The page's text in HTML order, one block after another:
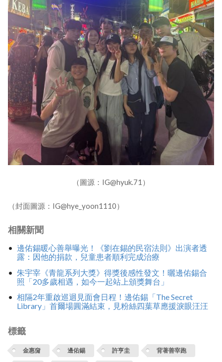
（圖源：IG@hyuk.71）
（封面圖源：IG@hye_yoon1110）
相關新聞
邊佑錫暖心善舉曝光！《劉在錫的民宿法則》出演者透
露：因他的捐款，兒童患者順利完成治療
朱宇宰《青龍系列大獎》得獎後感性發文！曬邊佑錫合
照「20多歲相遇，如今一起站上頒獎舞台」
相隔2年重啟巡迴見面會日程！邊佑錫「The Secret
Library」首爾場圓滿結束，見粉絲四葉草應援淚眼汪汪
標籤
金惠奫 邊佑錫 許亨圭 背著善宰跑